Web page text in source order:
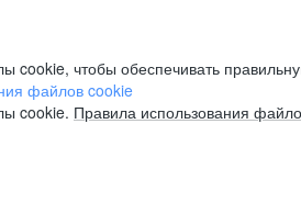
cookie, чтобы обеспечивать
файлов cookie
cookie. Правила использования